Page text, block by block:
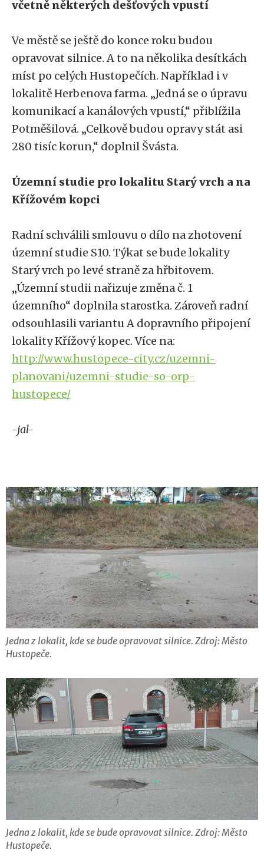
včetně některých dešťových vpustí
Ve městě se ještě do konce roku budou
opravovat silnice. A to na několika desítkách
míst po celých Hustopečích. Například i v
lokalitě Herbenova farma. „Jedná se o úpravu
komunikací a kanálových vpustí,“ přiblížila
Potměšilová. „Celkově budou opravy stát asi
280 tisíc korun,“ doplnil Švásta.
Územní studie pro lokalitu Starý vrch a na
Křížovém kopci
Radní schválili smlouvu o dílo na zhotovení
územní studie S10. Týkat se bude lokality
Starý vrch po levé straně za hřbitovem.
„Územní studii nařizuje změna č. 1
územního“ doplnila starostka. Zároveň radní
odsouhlasili variantu A dopravního připojení
lokality Křížový kopec. Více na:
http://www.hustopece-city.cz/uzemni-
planovani/uzemni-studie-so-orp-
hustopece/
-jal-
Jedna z lokalit, kde se bude opravovat silnice. Zdroj: Město
Hustopeče.
Jedna z lokalit, kde se bude opravovat silnice. Zdroj: Město
Hustopeče.